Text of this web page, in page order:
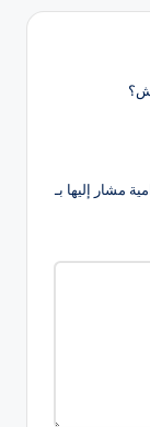
مشار إليها بـ